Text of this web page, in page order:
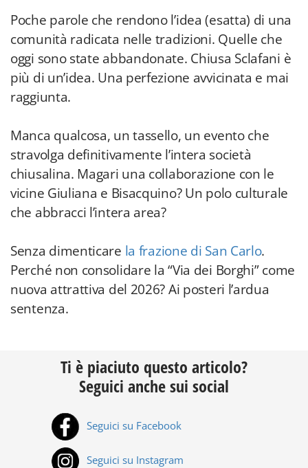
Poche parole che rendono l’idea (esatta) di una
comunità radicata nelle tradizioni. Quelle che
oggi sono state abbandonate. Chiusa Sclafani è
più di un’idea. Una perfezione avvicinata e mai
raggiunta.
Manca qualcosa, un tassello, un evento che
stravolga definitivamente l’intera società
chiusalina. Magari una collaborazione con le
vicine Giuliana e Bisacquino? Un polo culturale
che abbracci l’intera area?
Senza dimenticare la frazione di San Carlo.
Perché non consolidare la “Via dei Borghi” come
nuova attrattiva del 2026? Ai posteri l’ardua
sentenza.
Ti è piaciuto questo articolo?
Seguici anche sui social
Seguici su Facebook
Seguici su Instagram